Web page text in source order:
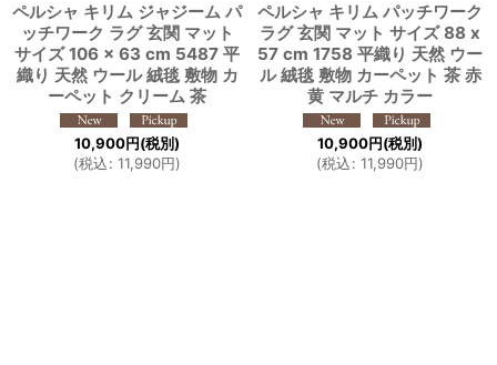
ペルシャ キリム ジャジーム パ
ッチワーク ラグ 玄関 マット
サイズ 106 × 63 cm 5487 平
織り 天然 ウール 絨毯 敷物 カ
ーペット クリーム 茶
10,900円(税別)
(税込: 11,990円)
ペルシャ キリム パッチワーク
ラグ 玄関 マット サイズ 88 x
57 cm 1758 平織り 天然 ウー
ル 絨毯 敷物 カーペット 茶 赤
黄 マルチ カラー
10,900円(税別)
(税込: 11,990円)